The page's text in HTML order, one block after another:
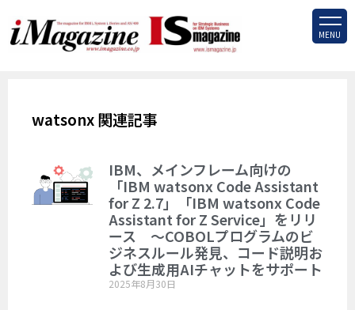
MENU
watsonx 関連記事
IBM、メインフレーム向けの
「IBM watsonx Code Assistant
for Z 2.7」「IBM watsonx Code
Assistant for Z Service」をリリ
ース ～COBOLプログラムのビ
ジネスルール発見、コード説明お
よび生成用AIチャットをサポート
2025年8月30日